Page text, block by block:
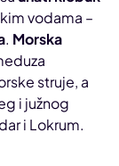
vodama –
. Morska
struje, a
i južnog
i Lokrum.